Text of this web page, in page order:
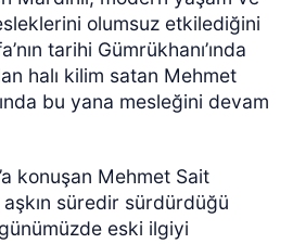
olumsuz etkilediğini
tarihi Gümrükhanı’ında
halı kilim satan Mehmet
bu yana mesleğini devam
konuşan Mehmet Sait
aşkın süredir sürdürdüğü
günümüzde eski ilgiyi